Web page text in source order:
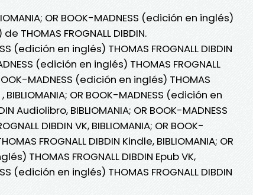
OR BOOK-MADNESS (edición en inglés)
THOMAS FROGNALL DIBDIN.
(edición en inglés) THOMAS FROGNALL DIBDIN
(edición en inglés) THOMAS FROGNALL
MADNESS (edición en inglés) THOMAS
BIBLIOMANIA; OR BOOK-MADNESS (edición en
Audiolibro, BIBLIOMANIA; OR BOOK-MADNESS
DIBDIN VK, BIBLIOMANIA; OR BOOK-
FROGNALL DIBDIN Kindle, BIBLIOMANIA; OR
THOMAS FROGNALL DIBDIN Epub VK,
(edición en inglés) THOMAS FROGNALL DIBDIN